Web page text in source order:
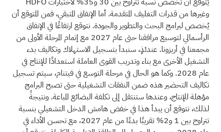
وغيرها من قدرات التغليف المتقدمة. أما الإنفاق المتبقي، فمن المتوقع أن
يُخصص لبرامج البحث والتطوير والجودة. نتوقع ارتفاعًا في الإنفاق
الرأسمالي لتوسيع مرافقنا حتى عام 2027 مع إتمام المرحلة الأولى من
مجمعنا في أريزونا. عندئذٍ، سنبدأ بتسجيل الاستهلاك وتكاليف بدء
التشغيل الأخرى مع بناء وتدريب القوى العاملة استعدادًا للإنتاج في
عام 2028. وكما هو الحال في مرحلة التوسع في فيتنام، سيتم تسجيل
تكاليف التحضير هذه ضمن النفقات التشغيلية حتى تصبح البرامج
مؤهلة للإنتاج، وعندها ستنتقل إلى تكلفة البضائع المباعة. ونتيجةً
لذلك، نتوقع أن يبدأ هذا في خفض هامش الدخل التشغيلي بنسبة
تتراوح بين 1 و2% تقريبًا بدءًا من عام 2027، مع تحسن الأداء في